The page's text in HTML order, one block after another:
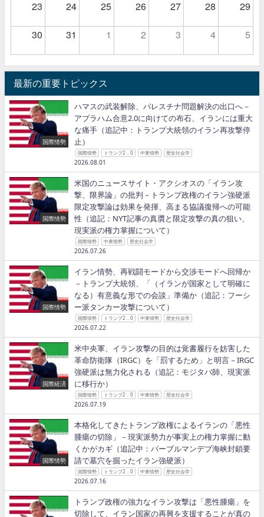
23 24 25 26 27 28 29
30 31 1 2 3 4 5
最新の重要トピックス
国際情勢
ハマスの武装解除、パレスチナ問題解決の出口へ－
アブラハム合意2.0に向けての布石、イランには重大
な痛手（追記中：トランプ大統領のイラン再攻撃停
止）
国際情勢 トランプ2．0 中東情勢 歴史社会学
2026.08.01
国際情勢
米国のニュースサイト・アクシオスの「イラン攻
撃、限界論」の批判－トランプ政権のイラン強硬派
限定攻撃論は効果を発揮、高まる協議復帰への可能
性（追記：NYT記事の真贋と限定攻撃の真の狙い、
現実派の権力掌握について）
国際情勢 中東情勢 歴史社会学
2026.07.26
国際情勢
イラン情勢、再戦闘モードから交渉モードへ回帰か
－トランプ大統領、「（イランが国家として明確に
なる）有意義な形での会談」準備か（追記：フーシ
ー派タンカー攻撃について）
国際情勢 トランプ2．0 中東情勢 歴史社会学
2026.07.22
国際経済
米中央軍、イラン攻撃の目的は覚書履行を妨害した
革命防衛隊（IRGC）を「罰するため」と明言－IRGC
強硬派は無力化される（追記：モジタバ師、現実派
に移行か）
国際情勢 トランプ2．0 中東情勢 歴史社会学
2026.07.19
国際情勢
本格化してきたトランプ政権によるイランの「悪性
腫瘍の切除」－現実派勢力が事実上の権力掌握に動
くかがカギ（追記中：バーブルマンデブ海峡封鎖要
請で墓穴を掘ったイラン強硬派）
国際情勢 トランプ2．0 中東情勢 歴史社会学
2026.07.16
トランプ政権の強力なイラン攻撃は「悪性腫瘍」を
切除して、イラン国家の再興を支援することが真の